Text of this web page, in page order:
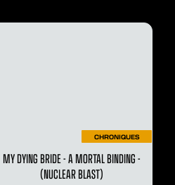
CHRONIQUES
MY DYING BRIDE - A MORTAL BINDING -
(NUCLEAR BLAST)